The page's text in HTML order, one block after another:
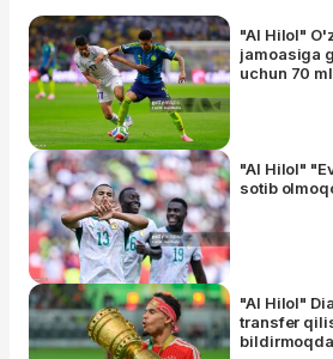
"Al Hilol"
jamoasiga
uchun 70
"Al Hilol"
sotib
"Al Hilol"
transfer
bildirmoqda